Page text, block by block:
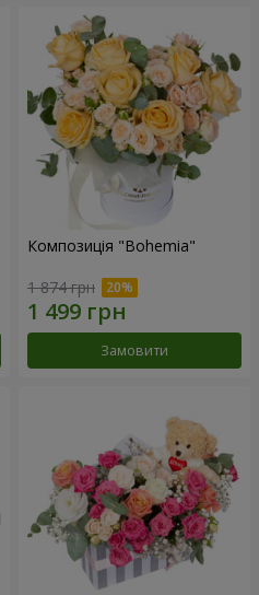
Композиція "Bohemia"
1 874 грн
Замовити